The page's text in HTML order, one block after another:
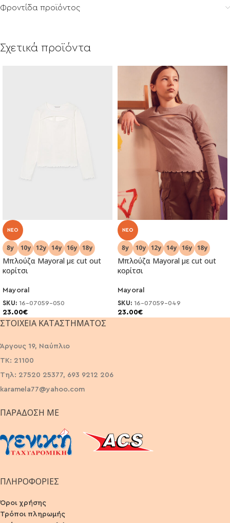
Φροντίδα προϊόντος
Σχετικά προϊόντα
NEO
Μπλούζα Mayoral με cut out
κορίτσι
Mayoral
SKU: 16-07059-050
23.00€
NEO
Μπλούζα Mayoral με cut out
κορίτσι
Mayoral
SKU: 16-07059-049
23.00€
ΣΤΟΙΧΕΊΑ ΚΑΤΑΣΤΉΜΑΤΟΣ
Άργους 19, Ναύπλιο
ΤΚ: 21100
Τηλ: 27520 25377, 693 9212 206
karamela77@yahoo.com
ΠΑΡΆΔΟΣΗ ΜΕ
ΠΛΗΡΟΦΟΡΙΕΣ
Όροι χρήσης
Τρόποι πληρωμής